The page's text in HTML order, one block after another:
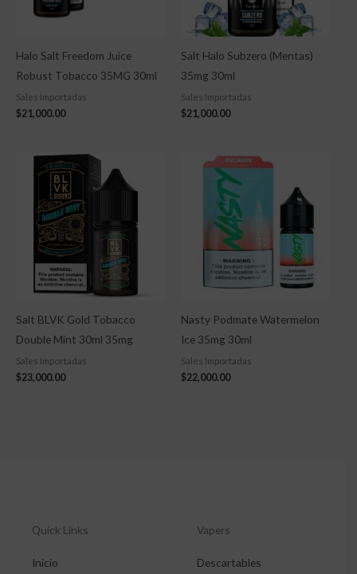
Halo Salt Freedom Juice
Robust Tobacco 35MG 30ml
Sales Importadas
$21,000.00
Salt Halo Subzero (Mentas)
35mg 30ml
Sales Importadas
$21,000.00
Salt BLVK Gold Tobacco
Double Mint 30ml 35mg
Sales Importadas
$23,000.00
Nasty Podmate Watermelon
Ice 35mg 30ml
Sales Importadas
$22,000.00
Quick Links
Inicio
Vapers
Descartables